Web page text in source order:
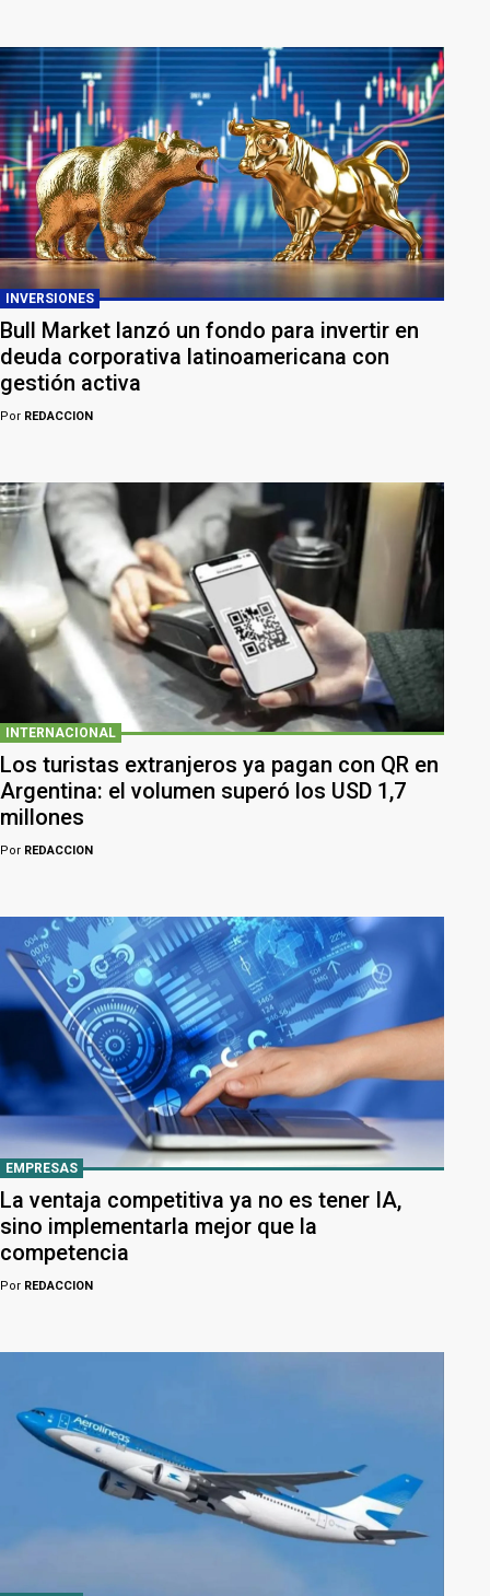
INVERSIONES
Bull Market lanzó un fondo para invertir en
deuda corporativa latinoamericana con
gestión activa
Por REDACCION
INTERNACIONAL
Los turistas extranjeros ya pagan con QR en
Argentina: el volumen superó los USD 1,7
millones
Por REDACCION
EMPRESAS
La ventaja competitiva ya no es tener IA,
sino implementarla mejor que la
competencia
Por REDACCION